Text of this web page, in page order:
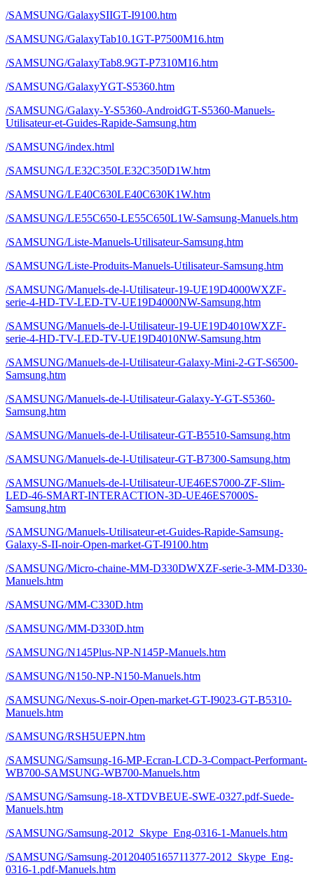
/SAMSUNG/GalaxySIIGT-I9100.htm
/SAMSUNG/GalaxyTab10.1GT-P7500M16.htm
/SAMSUNG/GalaxyTab8.9GT-P7310M16.htm
/SAMSUNG/GalaxyYGT-S5360.htm
/SAMSUNG/Galaxy-Y-S5360-AndroidGT-S5360-Manuels-
Utilisateur-et-Guides-Rapide-Samsung.htm
/SAMSUNG/index.html
/SAMSUNG/LE32C350LE32C350D1W.htm
/SAMSUNG/LE40C630LE40C630K1W.htm
/SAMSUNG/LE55C650-LE55C650L1W-Samsung-Manuels.htm
/SAMSUNG/Liste-Manuels-Utilisateur-Samsung.htm
/SAMSUNG/Liste-Produits-Manuels-Utilisateur-Samsung.htm
/SAMSUNG/Manuels-de-l-Utilisateur-19-UE19D4000WXZF-
serie-4-HD-TV-LED-TV-UE19D4000NW-Samsung.htm
/SAMSUNG/Manuels-de-l-Utilisateur-19-UE19D4010WXZF-
serie-4-HD-TV-LED-TV-UE19D4010NW-Samsung.htm
/SAMSUNG/Manuels-de-l-Utilisateur-Galaxy-Mini-2-GT-S6500-
Samsung.htm
/SAMSUNG/Manuels-de-l-Utilisateur-Galaxy-Y-GT-S5360-
Samsung.htm
/SAMSUNG/Manuels-de-l-Utilisateur-GT-B5510-Samsung.htm
/SAMSUNG/Manuels-de-l-Utilisateur-GT-B7300-Samsung.htm
/SAMSUNG/Manuels-de-l-Utilisateur-UE46ES7000-ZF-Slim-
LED-46-SMART-INTERACTION-3D-UE46ES7000S-
Samsung.htm
/SAMSUNG/Manuels-Utilisateur-et-Guides-Rapide-Samsung-
Galaxy-S-II-noir-Open-market-GT-I9100.htm
/SAMSUNG/Micro-chaine-MM-D330DWXZF-serie-3-MM-D330-
Manuels.htm
/SAMSUNG/MM-C330D.htm
/SAMSUNG/MM-D330D.htm
/SAMSUNG/N145Plus-NP-N145P-Manuels.htm
/SAMSUNG/N150-NP-N150-Manuels.htm
/SAMSUNG/Nexus-S-noir-Open-market-GT-I9023-GT-B5310-
Manuels.htm
/SAMSUNG/RSH5UEPN.htm
/SAMSUNG/Samsung-16-MP-Ecran-LCD-3-Compact-Performant-
WB700-SAMSUNG-WB700-Manuels.htm
/SAMSUNG/Samsung-18-XTDVBEUE-SWE-0327.pdf-Suede-
Manuels.htm
/SAMSUNG/Samsung-2012_Skype_Eng-0316-1-Manuels.htm
/SAMSUNG/Samsung-20120405165711377-2012_Skype_Eng-
0316-1.pdf-Manuels.htm